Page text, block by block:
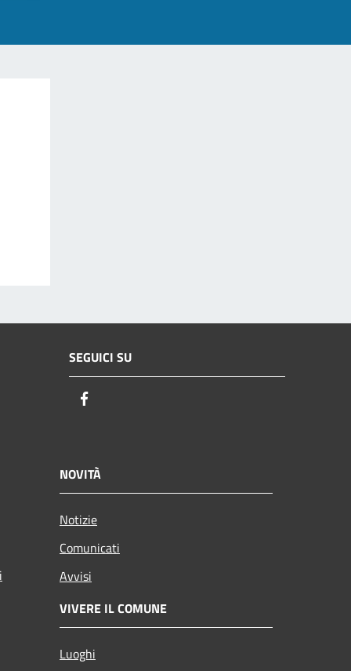
SEGUICI SU
NOVITÀ
Notizie
Comunicati
Avvisi
VIVERE IL COMUNE
Luoghi